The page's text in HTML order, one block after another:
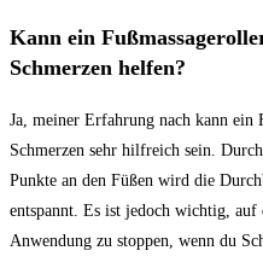
Kann ein
Schmerzen helfen?
Ja, meiner Erfahrung nach kann ein
Schmerzen‍ sehr hilfreich sein.
Punkte⁣ an den ⁤Füßen wird die
entspannt. ⁤Es ist ‍jedoch wichtig,
Anwendung zu stoppen, wenn‌ du